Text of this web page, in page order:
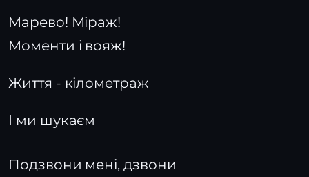
Марево! Міраж!
Моменти і вояж!
Життя - кілометраж
І ми шукаєм
Подзвони мені, дзвони